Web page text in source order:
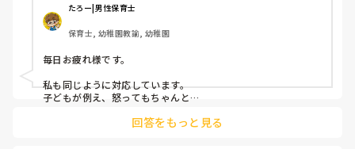
たろー|男性保育士
保育士, 幼稚園教諭, 幼稚園
毎日お疲れ様です。
私も同じように対応しています。
子どもが例え、怒ってもちゃんと
伝えます。絶対に折れません笑
回答をもっと見る